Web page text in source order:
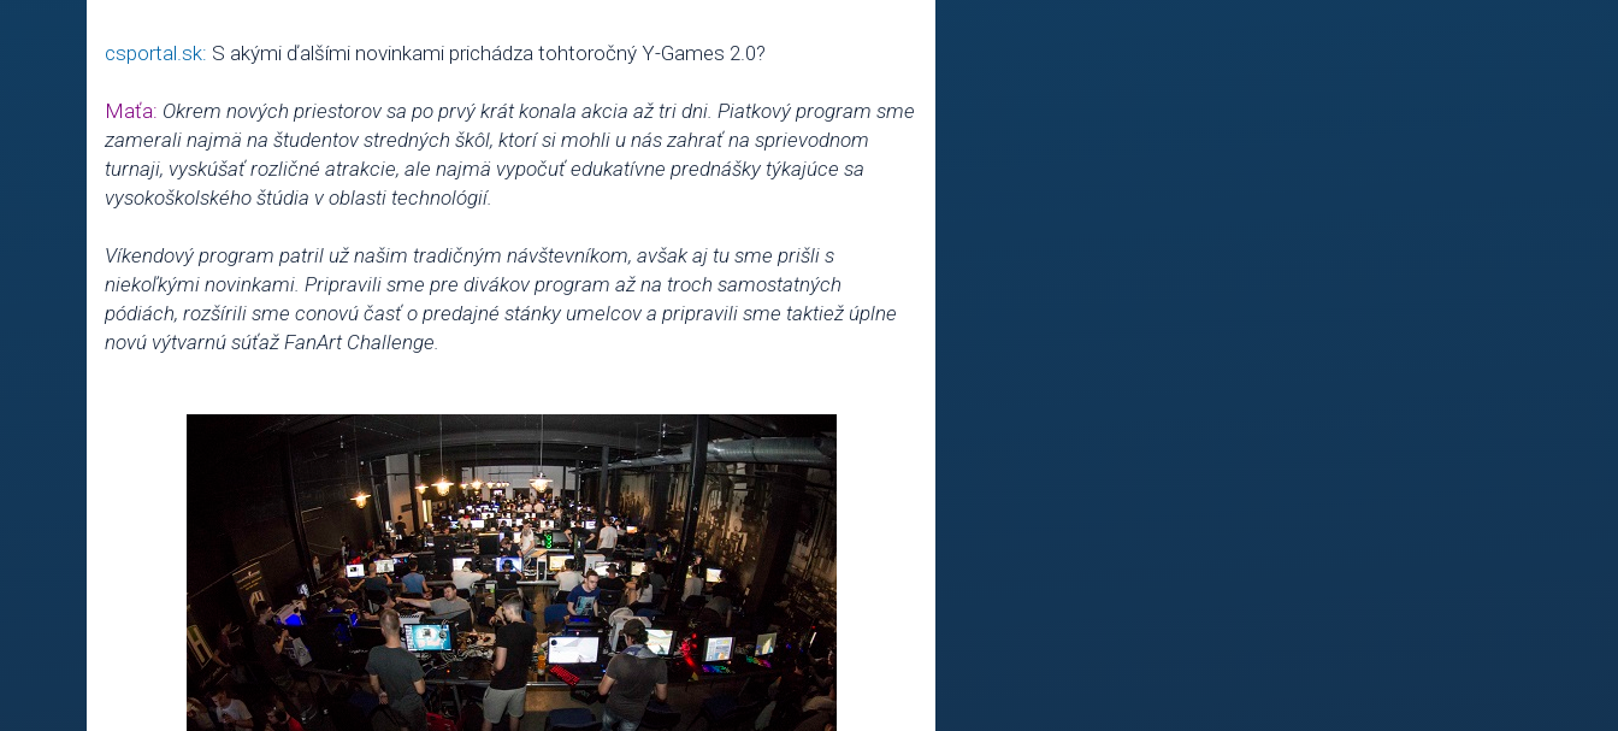
csportal.sk: S akými ďalšími novinkami prichádza tohtoročný Y-Games 2.0?
Maťa: Okrem nových priestorov sa po prvý krát konala akcia až tri dni. Piatkový program sme
zamerali najmä na študentov stredných škôl, ktorí si mohli u nás zahrať na sprievodnom
turnaji, vyskúšať rozličné atrakcie, ale najmä vypočuť edukatívne prednášky týkajúce sa
vysokoškolského štúdia v oblasti technológií.
Víkendový program patril už našim tradičným návštevníkom, avšak aj tu sme prišli s
niekoľkými novinkami. Pripravili sme pre divákov program až na troch samostatných
pódiách, rozšírili sme conovú časť o predajné stánky umelcov a pripravili sme taktiež úplne
novú výtvarnú súťaž FanArt Challenge.